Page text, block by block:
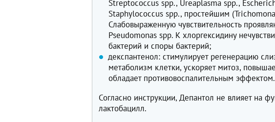
Streptococcus spp., Ureaplasma spp.,
Staphylococcus spp., простейшим
Слабовыраженную чувствительность
Pseudomonas spp. К хлоргексидину
бактерий и споры бактерий;
декспантенол: стимулирует регенерацию
метаболизм клетки, ускоряет митоз,
обладает противовоспалительным эффектом.
Согласно инструкции, Депантол не влияет на
лактобацилл.